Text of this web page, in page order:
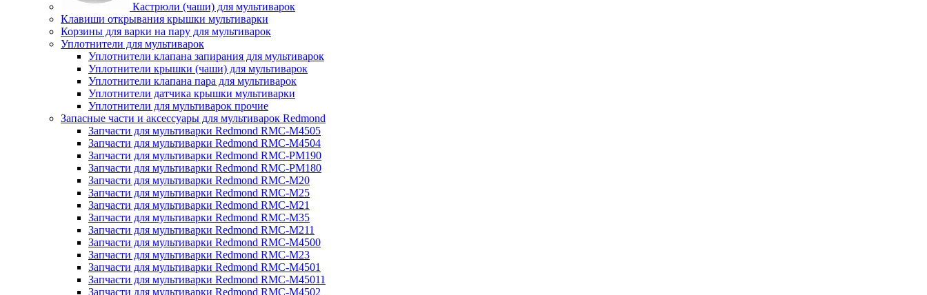
Кастрюли (чаши) для мультиварок
Клавиши открывания крышки мультиварки
Корзины для варки на пару для мультиварок
Уплотнители для мультиварок
Уплотнители клапана запирания для мультиварок
Уплотнители крышки (чаши) для мультиварок
Уплотнители клапана пара для мультиварок
Уплотнители датчика крышки мультиварки
Уплотнители для мультиварок прочие
Запасные части и аксессуары для мультиварок Redmond
Запчасти для мультиварки Redmond RMC-M4505
Запчасти для мультиварки Redmond RMC-M4504
Запчасти для мультиварки Redmond RMC-PM190
Запчасти для мультиварки Redmond RMC-PM180
Запчасти для мультиварки Redmond RMC-M20
Запчасти для мультиварки Redmond RMC-M25
Запчасти для мультиварки Redmond RMC-M21
Запчасти для мультиварки Redmond RMC-M35
Запчасти для мультиварки Redmond RMC-M211
Запчасти для мультиварки Redmond RMC-M4500
Запчасти для мультиварки Redmond RMC-M23
Запчасти для мультиварки Redmond RMC-M4501
Запчасти для мультиварки Redmond RMC-M45011
Запчасти для мультиварки Redmond RMC-M4502